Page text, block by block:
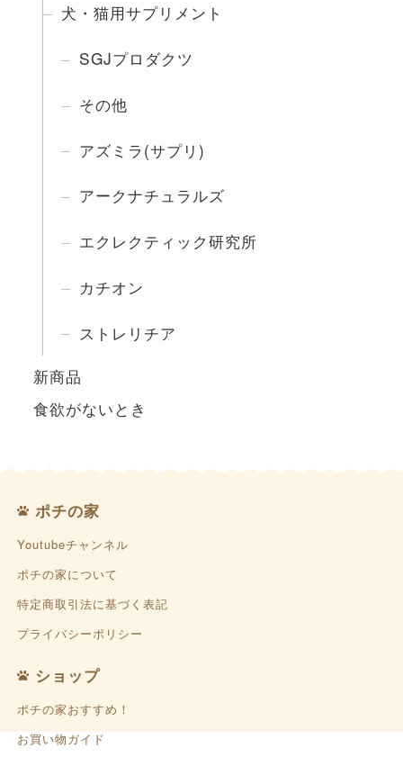
犬・猫用サプリメント
SGJプロダクツ
その他
アズミラ(サプリ)
アークナチュラルズ
エクレクティック研究所
カチオン
ストレリチア
新商品
食欲がないとき
ポチの家
Youtubeチャンネル
ポチの家について
特定商取引法に基づく表記
プライバシーポリシー
ショップ
ポチの家おすすめ！
お買い物ガイド